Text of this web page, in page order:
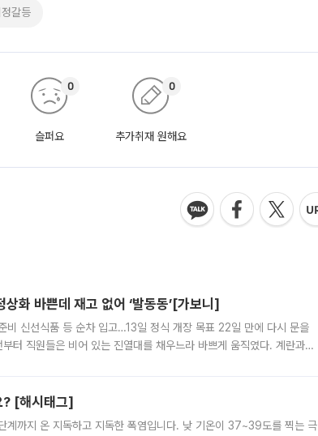
갈등
슬퍼요
0
추가취재 원해요
0
화 바쁜데 재고 없어 ‘발동동’[가보니]
비 신선식품 등 순차 입고…13일 정식 개장 목표 22일 만에 다시 문을
터 직원들은 비어 있는 진열대를 채우느라 바쁘게 움직였다. 계란과
? [해시태그]
계까지 온 지독하고 지독한 폭염입니다. 낮 기온이 37~39도를 찍는 극